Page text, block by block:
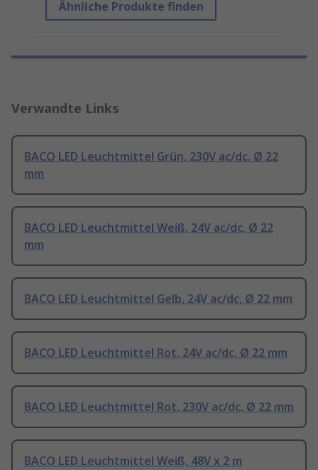
Ähnliche Produkte finden
Verwandte Links
BACO LED Leuchtmittel Grün, 230V ac/dc, Ø 22
mm
BACO LED Leuchtmittel Weiß, 24V ac/dc, Ø 22
mm
BACO LED Leuchtmittel Gelb, 24V ac/dc, Ø 22 mm
BACO LED Leuchtmittel Rot, 24V ac/dc, Ø 22 mm
BACO LED Leuchtmittel Rot, 230V ac/dc, Ø 22 mm
BACO LED Leuchtmittel Weiß, 48V x 2 m